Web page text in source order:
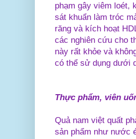
phạm gây viêm loét,
sát khuẩn làm tróc
răng và kích hoạt
các nghiên cứu cho
này rất khỏe và
có thể sử dụng dưới
Thực phẩm, viên
Quả nam việt quất
sản phẩm như nước